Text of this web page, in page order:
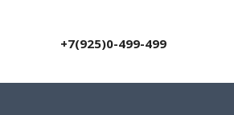
+7(925)0-499-499